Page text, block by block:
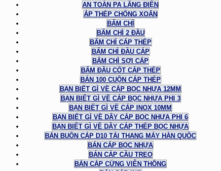
AN TOÀN PA LĂNG ĐIỆN
ÁP THÉP CHỐNG XOẮN
BẤM CHÌ
BẤM CHÌ 2 ĐẦU
BẤM CHÌ CÁP THÉP
BẤM CHÌ ĐẦU CÁP
BẤM CHÌ SỢI CÁP
BẤM ĐẦU CỐT CÁP THÉP
BÁN 100 CUỘN CÁP THÉP
BẠN BIẾT GÌ VỀ CÁP BỌC NHỰA 12MM
BẠN BIẾT GÌ VỀ CÁP BỌC NHỰA PHI 3
BẠN BIẾT GÌ VỀ CÁP INOX 10MM
BẠN BIẾT GÌ VỀ DÂY CÁP BỌC NHỰA PHI 6
BẠN BIẾT GÌ VỀ DÂY CÁP THÉP BỌC NHỰA
BÁN BUÔN CÁP D10 TẢI THANG MÁY HÀN QUỐC
BÁN CÁP BỌC NHỰA
BÁN CÁP CẦU TREO
BÁN CÁP CỨNG VIỄN THÔNG